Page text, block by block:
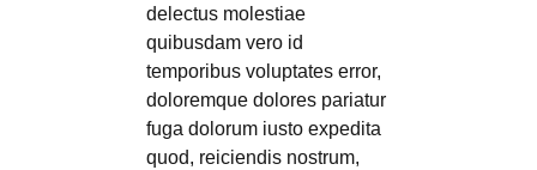
delectus molestiae
quibusdam vero id
temporibus voluptates error,
doloremque dolores pariatur
fuga dolorum iusto expedita
quod, reiciendis nostrum,